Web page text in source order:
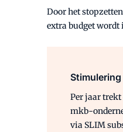
Door het
extra budget wordt
Per jaar
mkb-
via SLIM